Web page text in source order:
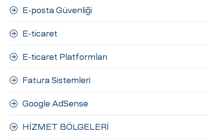
E-posta Güvenliği
E-ticaret
E-ticaret Platformları
Fatura Sistemleri
Google AdSense
HİZMET BÖLGELERİ